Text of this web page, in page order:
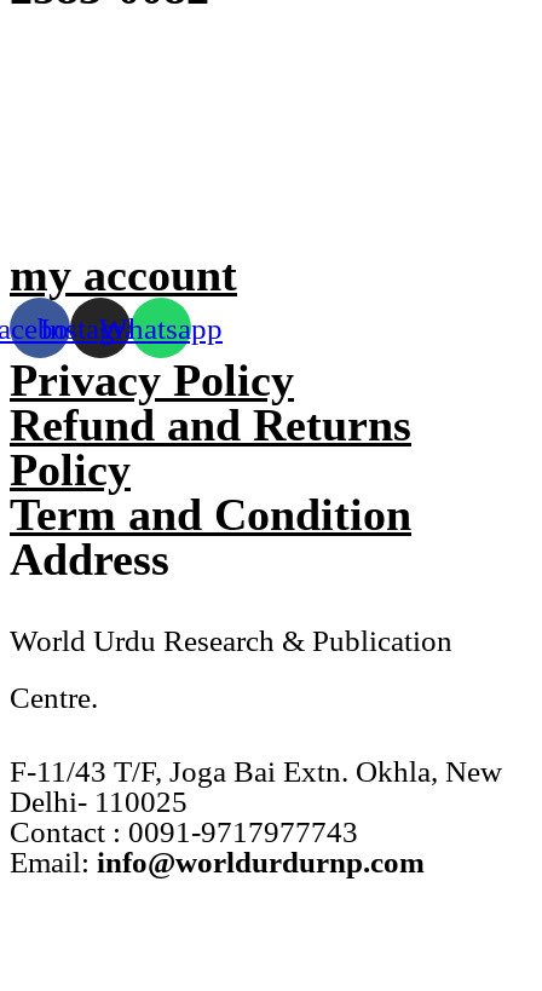
my account
InstagramWhatsapp
Privacy Policy
Refund and Returns
Policy
Term and Condition
Address
World Urdu Research & Publication
Centre.
F-11/43 T/F, Joga Bai Extn. Okhla, New
Delhi- 110025
Contact : 0091-9717977743
Email: info@worldurdurnp.com